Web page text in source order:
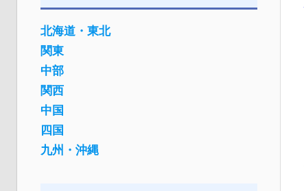
北海道・東北
関東
中部
関西
中国
四国
九州・沖縄